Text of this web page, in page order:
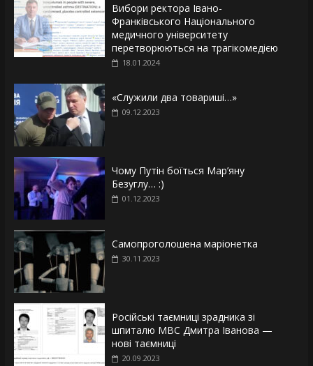
Вибори ректора Івано-
Франківського Національного
медичного університету
перетворюються на трагікомедією
18.01.2024
«Служили два товариші…»
09.12.2023
Чому Путін боїться Мар’яну
Безуглу… :)
01.12.2023
Самопроголошена маріонетка
30.11.2023
Російські таємниці зрадника зі
шпиталю МВС Дмитра Іванова —
нові таємниці
20.09.2023